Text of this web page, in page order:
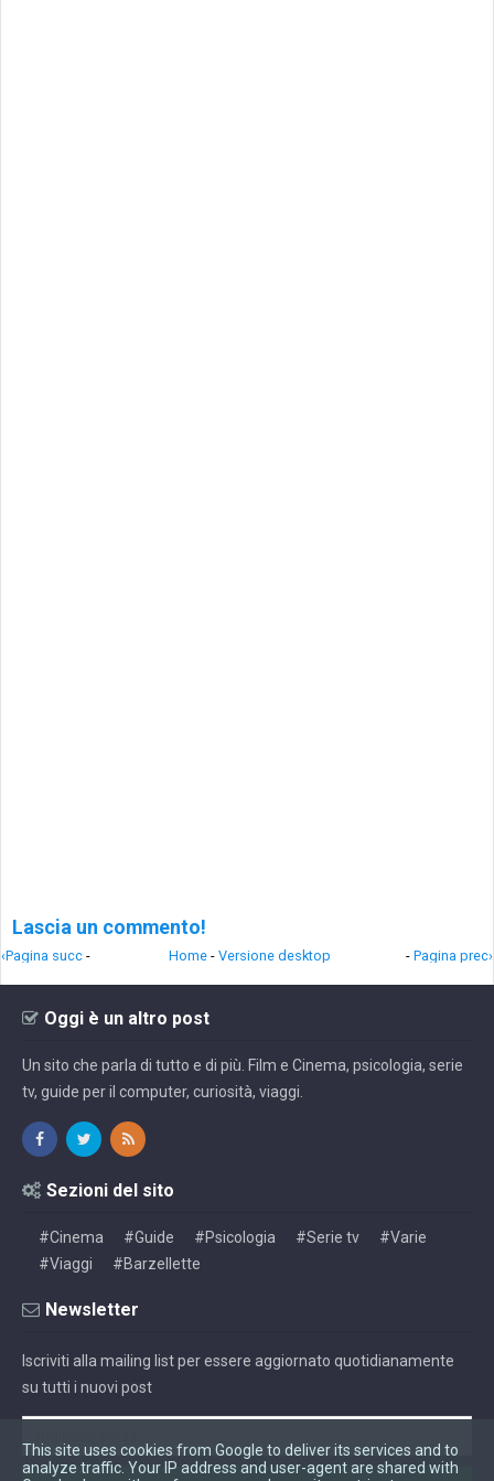
Lascia un commento!
‹Pagina succ - - Pagina prec›
Home - Versione desktop
Oggi è un altro post
Un sito che parla di tutto e di più. Film e Cinema, psicologia, serie
tv, guide per il computer, curiosità, viaggi.
Sezioni del sito
#Cinema #Guide #Psicologia #Serie tv
#Varie
#Viaggi
#Barzellette
Newsletter
Iscriviti alla mailing list per essere aggiornato quotidianamente
su tutti i nuovi post
This site uses cookies from Google to deliver its services and to
analyze traffic. Your IP address and user-agent are shared with